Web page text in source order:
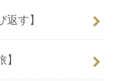
返す】